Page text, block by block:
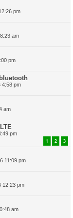
pm
am
pm
4:58 pm
am
pm
1 2 3
11:09 pm
12:23 pm
am